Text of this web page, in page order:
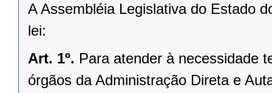
A Assembléia Legislativa do Estado
lei:
Art. 1º. Para atender à necessidade
órgãos da Administração Direta e